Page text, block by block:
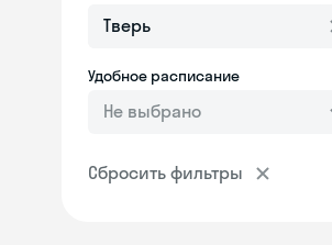
Удобное расписание
Не выбрано
Сбросить фильтры